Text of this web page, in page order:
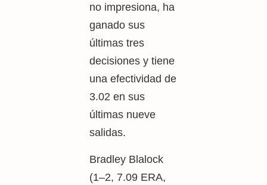
no impresiona, ha
ganado sus
últimas tres
decisiones y tiene
una efectividad de
3.02 en sus
últimas nueve
salidas.
Bradley Blalock
(1–2, 7.09 ERA,